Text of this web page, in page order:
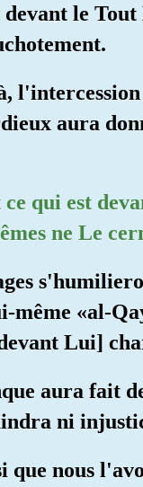
le
aura
qui est
ne Le
même «al-
Lui]
aura fait
ni
que nous